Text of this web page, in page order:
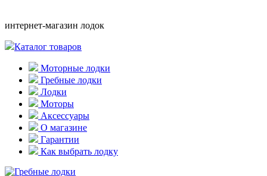
интернет-магазин лодок
Каталог товаров
Моторные лодки
Гребные лодки
Лодки
Моторы
Аксессуары
О магазине
Гарантии
Как выбрать лодку